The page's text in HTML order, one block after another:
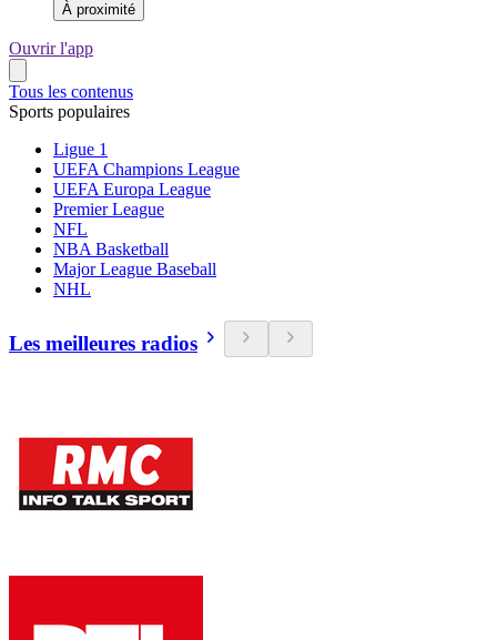
À proximité
Ouvrir l'app
Tous les contenus
Sports populaires
Ligue 1
UEFA Champions League
UEFA Europa League
Premier League
NFL
NBA Basketball
Major League Baseball
NHL
Les meilleures radios